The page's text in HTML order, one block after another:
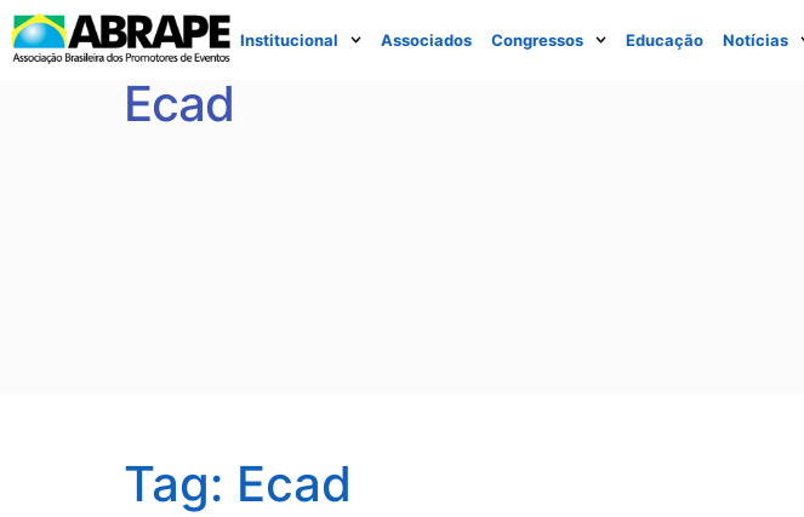
Institucional Associados Congressos Educação Notícias
Ecad
Tag: Ecad